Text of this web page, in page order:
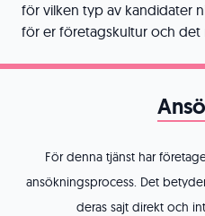
för vilken typ av kandidater
för er företagskultur och det
För denna tjänst har
ansökningsprocess. Det
deras sajt direkt och